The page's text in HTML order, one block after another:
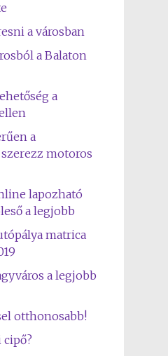
a városban
a Balaton
a
a
motoros
lapozható
a legjobb
matrica
a legjobb
otthonosabb!